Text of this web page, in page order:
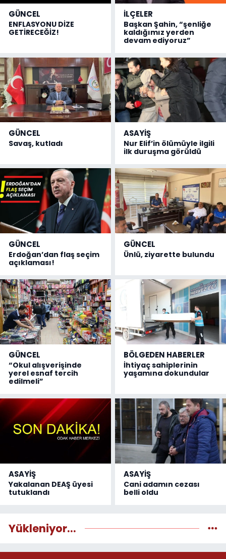
GÜNCEL
ENFLASYONU DİZE
GETİRECEĞİZ!
İLÇELER
Başkan Şahin, “şenliğe
kaldığımız yerden
devam ediyoruz”
GÜNCEL
Savaş, kutladı
ASAYİŞ
Nur Elif’in ölümüyle ilgili
ilk duruşma görüldü
GÜNCEL
Erdoğan’dan flaş seçim
açıklaması!
GÜNCEL
Ünlü, ziyarette bulundu
GÜNCEL
“Okul alışverişinde
yerel esnaf tercih
edilmeli”
BÖLGEDEN HABERLER
İhtiyaç sahiplerinin
yaşamına dokundular
ASAYİŞ
Yakalanan DEAŞ üyesi
tutuklandı
ASAYİŞ
Cani adamın cezası
belli oldu
Yükleniyor...